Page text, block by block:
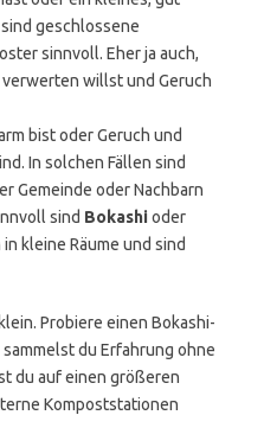
geschlossene
sinnvoll. Eher ja auch,
willst und Geruch
bist oder Geruch und
In solchen Fällen sind
Gemeinde oder Nachbarn
sind Bokashioder
kleine Räume und sind
Probiere einen Bokashi-
du Erfahrung ohne
du auf einen größeren
Kompoststationen